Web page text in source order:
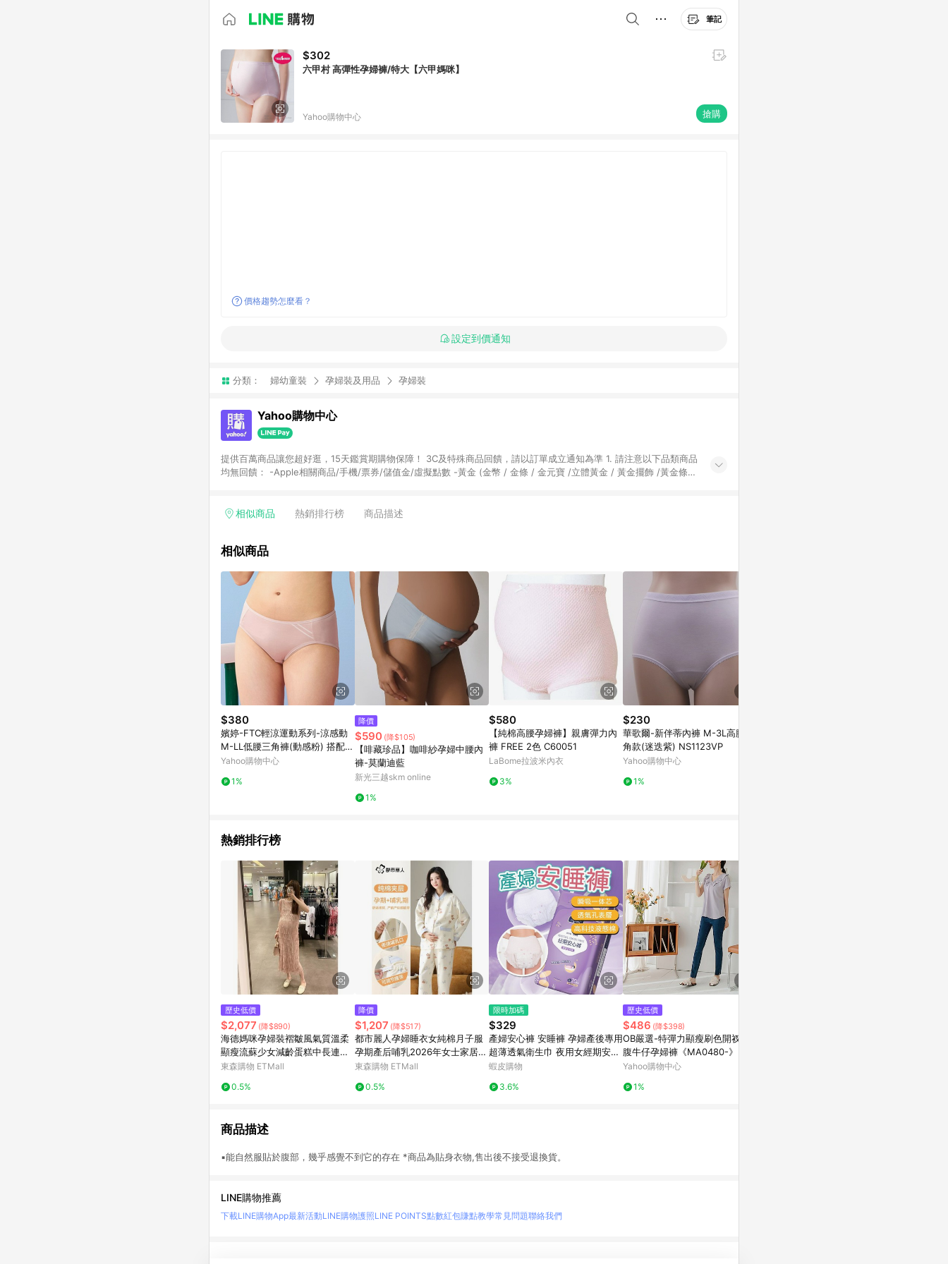
筆記
$302
六甲村 高彈性孕婦褲/特大【六甲媽咪】
Yahoo購物中心 搶購
價格趨勢怎麼看？
設定到價通知
分類： 婦幼童裝 孕婦裝及用品 孕婦裝
Yahoo購物中心
提供百萬商品讓您超好逛，15天鑑賞期購物保障！ 3C及特殊商品回饋，請以訂單成立通知為準 1. 請注意以下品類商品
均無回饋： -Apple相關商品/手機/票券/儲值金/虛擬點數 -黃金 (金幣 / 金條 / 金元寶 /立體黃金 / 黃金擺飾 /黃金條
Yahoo超贈點回饋者 - 購物中心商店之商品：商品賣場中有標示「商店」及顯示商店名稱者(指定活動店家除外) 3. 訂
相似商品 熱銷排行榜 商品描述
相似商品
$380
嬪婷-FTC輕涼運動系列-涼感動
M-LL低腰三角褲(動感粉) 搭配內
褲-BS3205LU
Yahoo購物中心
1%
降價
$590 (降$105)
【啡藏珍品】咖啡紗孕婦中腰內
褲-莫蘭迪藍
新光三越skm online
1%
$580
【純棉高腰孕婦褲】親膚彈力內
褲 FREE 2色 C60051
LaBome拉波米內衣
3%
$230
華歌爾-新伴蒂內褲 M-3L高腰三
角款(迷迭紫) NS1123VP
Yahoo購物中心
1%
熱銷排行榜
歷史低價
$2,077 (降$890)
海德媽咪孕婦裝褶皺風氣質溫柔
顯瘦流蘇少女減齡蛋糕中長連衣
裙
東森購物 ETMall
0.5%
降價
$1,207 (降$517)
都市麗人孕婦睡衣女純棉月子服
孕期產后哺乳2026年女士家居服
套裝
東森購物 ETMall
0.5%
限時加碼
$329
產婦安心褲 安睡褲 孕婦產後專用
超薄透氣衛生巾 夜用女經期安心
褲 舒睡褲 拉拉褲
蝦皮購物
3.6%
歷史低價
$486 (降$398)
OB嚴選-特彈力顯瘦刷色開衩包
腹牛仔孕婦褲《MA0480-》
Yahoo購物中心
1%
商品描述
▪能自然服貼於腹部，幾乎感覺不到它的存在 *商品為貼身衣物,售出後不接受退換貨。
LINE購物推薦
下載LINE購物App最新活動LINE購物護照LINE POINTS點數紅包賺點教學常見問題聯絡我們